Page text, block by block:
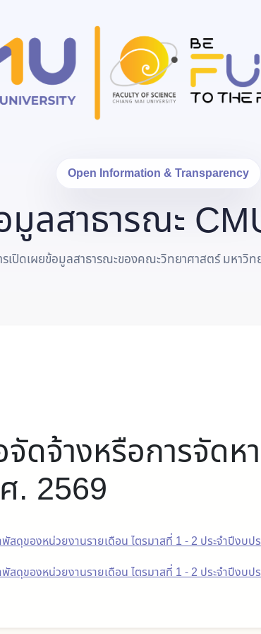
Open Information & Transparency
มูลสาธารณะ
รเปิดเผยข้อมูลสาธารณะของคณะวิทยาศาสตร์ มหาวิท
ดจ้างหรือการจัดห
. 2569
สดุของหน่วยงานรายเดือน ไตรมาสที่ 1 - 2 ประจำปีงบ
สดุของหน่วยงานรายเดือน ไตรมาสที่ 1 - 2 ประจำปีงบ